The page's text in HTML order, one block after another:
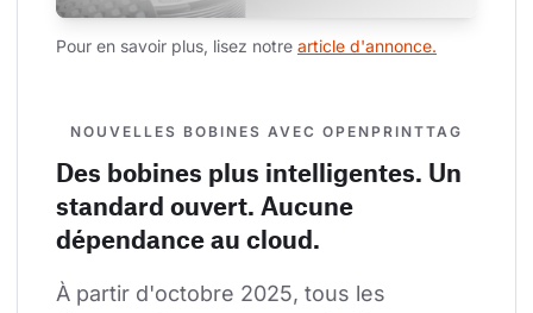
Pour en savoir plus, lisez notre article d'annonce.
NOUVELLES BOBINES AVEC OPENPRINTTAG
Des bobines plus intelligentes. Un
standard ouvert. Aucune
dépendance au cloud.
À partir d'octobre 2025, tous les